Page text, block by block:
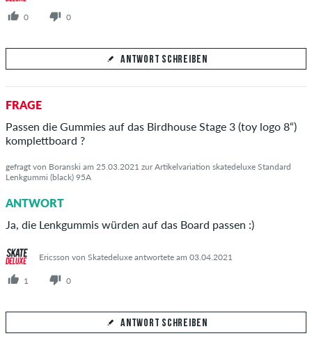
0 0
ANTWORT SCHREIBEN
Deine Antwort
Beantworte hier die Frage von Emilian
FRAGE
Passen die Gummies auf das Birdhouse Stage 3 (toy logo 8“)
komplettboard ?
gefragt von Boranski am 25.03.2021 zur Artikelvariation skatedeluxe Standard
Lenkgummi (black) 95A
ANTWORT
Ja, die Lenkgummis würden auf das Board passen :)
Ericsson von Skatedeluxe antwortete am 03.04.2021
1 0
ANTWORT SCHREIBEN